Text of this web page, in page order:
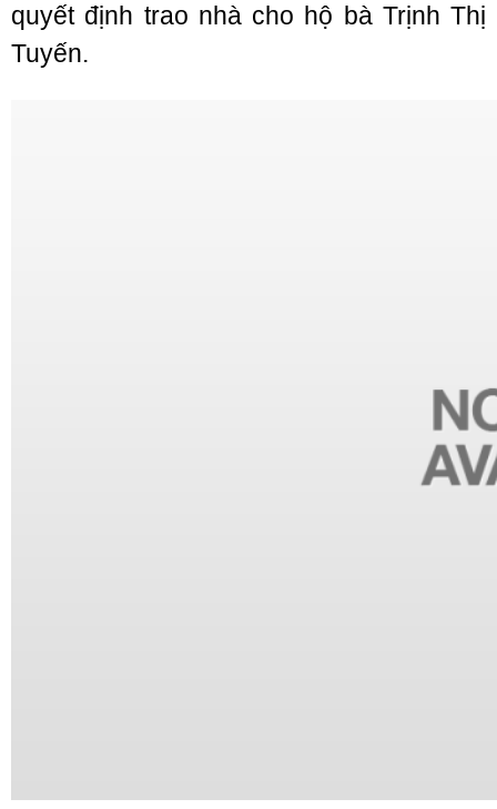
quyết định trao nhà cho hộ bà Trịnh Thị
Tuyến.